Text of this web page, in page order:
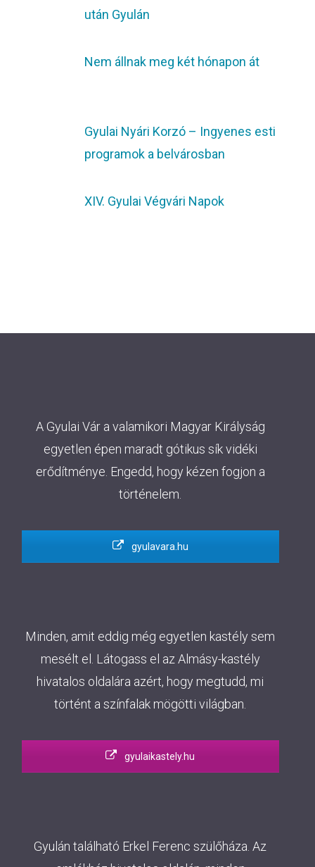
után Gyulán
Nem állnak meg két hónapon át
Gyulai Nyári Korzó – Ingyenes esti
programok a belvárosban
XIV. Gyulai Végvári Napok
A Gyulai Vár a valamikori Magyar Királyság
egyetlen épen maradt gótikus sík vidéki
erődítménye. Engedd, hogy kézen fogjon a
történelem.
gyulavara.hu
Minden, amit eddig még egyetlen kastély sem
mesélt el. Látogass el az Almásy-kastély
hivatalos oldalára azért, hogy megtudd, mi
történt a színfalak mögötti világban.
gyulaikastely.hu
Gyulán található Erkel Ferenc szülőháza. Az